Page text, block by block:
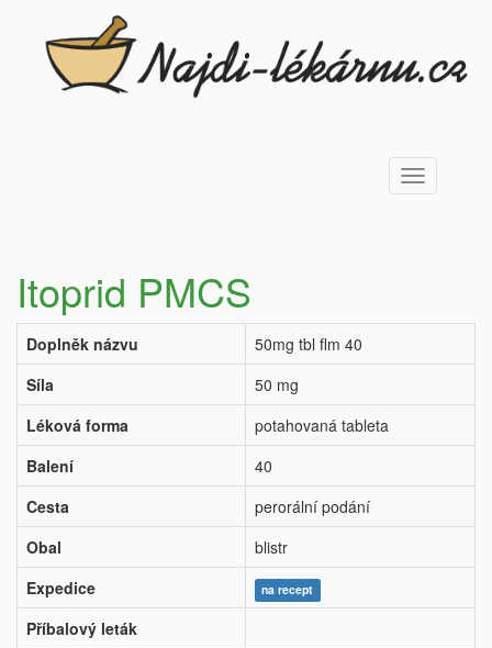
Toggle
navigation
Itoprid PMCS
Doplněk názvu
50mg tbl flm 40
Síla
50 mg
Léková forma
potahovaná tableta
Balení
40
Cesta
perorální podání
Obal
blistr
Expedice
na recept
Příbalový leták